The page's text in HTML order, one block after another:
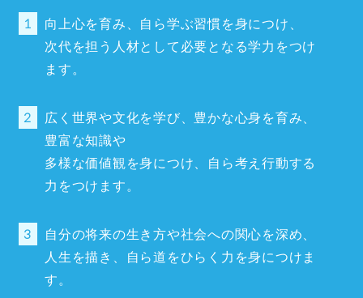
向上心を育み、自ら学ぶ習慣を身につけ、
次代を担う人材として必要となる学力をつけ
ます。
広く世界や文化を学び、豊かな心身を育み、
豊富な知識や
多様な価値観を身につけ、自ら考え行動する
力をつけます。
自分の将来の生き方や社会への関心を深め、
人生を描き、自ら道をひらく力を身につけま
す。